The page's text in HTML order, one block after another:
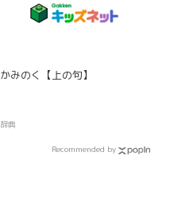
かみのく【上の句】
辞典
Recommended by